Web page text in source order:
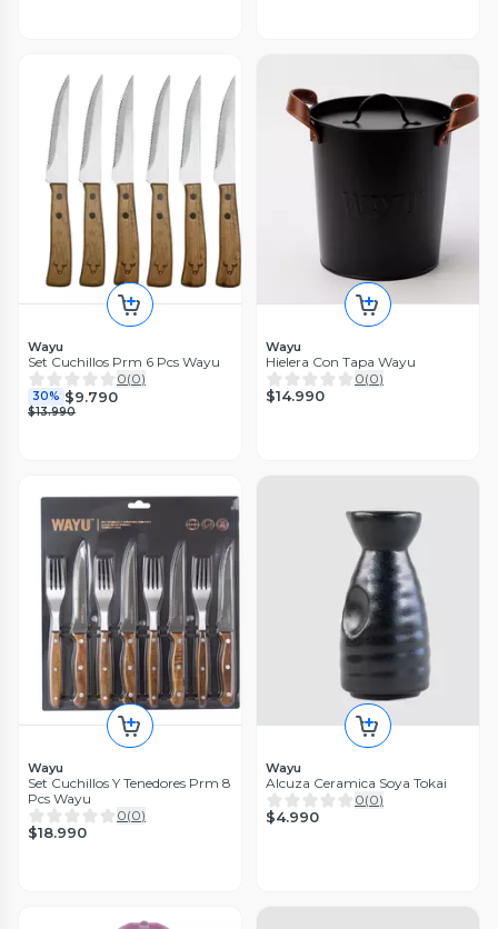
Wayu
Set Cuchillos Prm 6 Pcs Wayu
0(0)
30% $9.790
$13.990
Wayu
Hielera Con Tapa Wayu
0(0)
$14.990
Wayu
Set Cuchillos Y Tenedores Prm 8
Pcs Wayu
0(0)
$18.990
Wayu
Alcuza Ceramica Soya Tokai
0(0)
$4.990